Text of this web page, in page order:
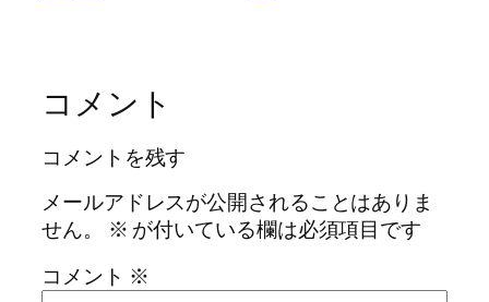
コメント
コメントを残す
メールアドレスが公開されることはありま
せん。
※ が付いている欄は必須項目です
コメント ※